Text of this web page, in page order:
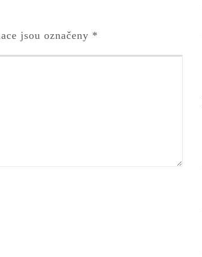
jsou označeny *